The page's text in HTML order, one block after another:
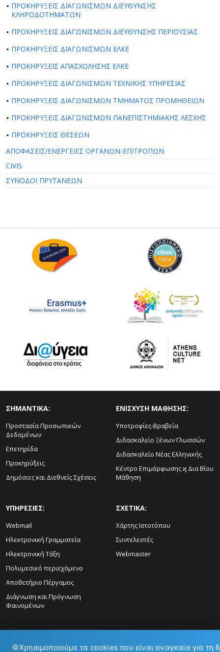
ΠΡΟΚΗΡΥΞΕΙΣ ΔΙΑΓΩΝΙΣΜΩΝ ΔΙΕΥΘΥΝΣΗΣ
ΚΛΗΡΟΔΟΤΗΜΑΤΩΝ
ΠΡΟΚΗΡΥΞΕΙΣ ΔΙΑΓΩΝΙΣΜΩΝ ΔΙΕΥΘΥΝΣΗΣ ΠΕΡΙΟΥΣΙΑΣ
ΠΡΟΚΗΡΥΞΕΙΣ ΔΙΑΓΩΝΙΣΜΩΝ ΕΛΚΕ
ΠΡΟΚΗΡΥΞΕΙΣ ΑΠΑΣΧΟΛΗΣΗΣ ΕΛΚΕ
ΠΡΟΚΗΡΥΞΕΙΣ ΔΙΑΓΩΝΙΣΜΩΝ ΤΕΧΝΙΚΗΣ ΥΠΗΡΕΣΙΑΣ
ΠΡΟΚΗΡΥΞΕΙΣ ΔΙΑΓΩΝΙΣΜΩΝ ΤΜΗΜΑΤΟΣ ΠΡΟΜΗΘΕΙΩΝ
ΠΡΟΚΗΡΥΞΕΙΣ ΔΙΑΓΩΝΙΣΜΩΝ ΠΑΝΕΠΙΣΤΗΜΙΑΚΗΣ ΛΕΣΧΗΣ
ΠΡΟΚΗΡΥΞΕΙΣ ΘΕΣΕΩΝ
ΑΠΟΦΑΣΕΙΣ/ΕΝΕΡΓΕΙΕΣ ΟΡΓΑΝΩΝ-ΕΠΙΤΡΟΠΩΝ
CIVIS
ΣΥΝΟΔΟΙ ΠΡΥΤΑΝΕΩΝ
ΣΗΜΑΝΤΙΚΑ:
Προστασία Προσωπικών
Δεδομένων
Επετηρίδα
Προκηρύξεις
Δημόσιες και Διεθνείς Σχέσεις
ΕΝΙΣΧΥΣΗ ΜΑΘΗΣΗΣ:
Υποτροφίες-Βραβεία
Διδασκαλείο Ξένων Γλωσσών
Διδασκαλείο Νέας Ελληνικής
Κέντρο Επιμόρφωσης ϗ Δια Βίου
Μάθηση
ΥΠΗΡΕΣΙΕΣ:
Webmail
Ηλεκτρονική Γραμματεία
Ηλεκτρονική Τάξη
Πολυμεσικό περιεχόμενο
Αποθετήριο Πέργαμος
Διάγνωση και Πρόγνωση
Φαινομένων
ΣΧΕΤΙΚΑ:
Χάρτης Ιστοτόπου
Συντελεστές
Webmaster
🍪Χρησιμοποιούμε τα cookies που είναι αναγκαία για τη